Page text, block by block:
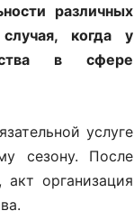
различных
когда у
в сфере
услуге
сезону. После
организация